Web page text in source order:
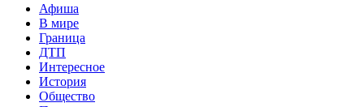
Афиша
В мире
Граница
ДТП
Интересное
История
Общество